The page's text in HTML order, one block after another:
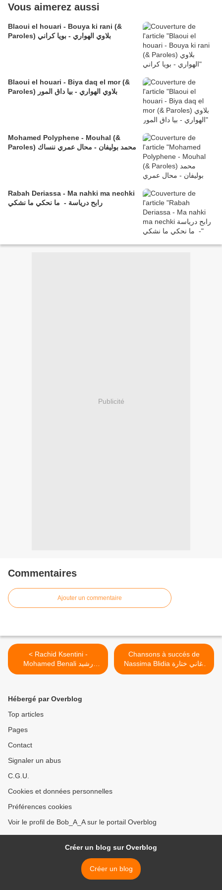
Vous aimerez aussi
Blaoui el houari - Bouya ki rani (&
Paroles) بلاوي الهواري - بويا كراني
Blaoui el houari - Biya daq el mor (&
Paroles) بلاوي الهواري - بيا داق المور
Mohamed Polyphene - Mouhal (&
Paroles) محمد بوليفان - محال عمري ننساك
Rabah Deriassa - Ma nahki ma nechki
رابح درياسة - ما نحكي ما نشكي
Publicité
Commentaires
Ajouter un commentaire
< Rachid Ksentini -
Mohamed Benali رشيد
قسنطيني ـ محمد بن علي
Chansons à succés de
Nassima Blidia أغاني ختارة
لنسيمة البليدية >
Hébergé par Overblog
Top articles
Pages
Contact
Signaler un abus
C.G.U.
Cookies et données personnelles
Préférences cookies
Voir le profil de Bob_A_A sur le portail Overblog
Créer un blog sur Overblog
Créer un blog